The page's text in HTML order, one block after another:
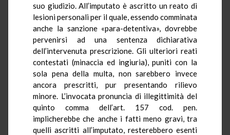
suo giudizio. All’imputato è ascritto un reato di
lesioni personali per il quale, essendo comminata
anche la sanzione «para-detentiva», dovrebbe
pervenirsi ad una sentenza dichiarativa
dell’intervenuta prescrizione. Gli ulteriori reati
contestati (minaccia ed ingiuria), puniti con la
sola pena della multa, non sarebbero invece
ancora prescritti, pur presentando rilievo
minore. L’invocata pronuncia di illegittimità del
quinto comma dell’art. 157 cod. pen.
implicherebbe che anche i fatti meno gravi, tra
quelli ascritti all’imputato, resterebbero esenti